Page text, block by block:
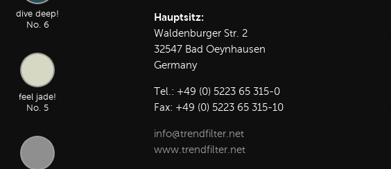
dive deep!
No. 6
feel jade!
No. 5
Hauptsitz:
Waldenburger Str. 2
32547 Bad Oeynhausen
Germany
Tel.: +49 (0) 5223 65 315-0
Fax: +49 (0) 5223 65 315-10
info@trendfilter. net
www.trendfilter.net